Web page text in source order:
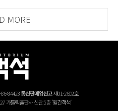
MORE
84423통신판매업신고제01-2602호
가톨릭출판사 신관 5층 '월간객석'